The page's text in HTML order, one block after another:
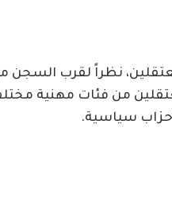
نظراً لقرب
من فئات مهنية
سياسية.